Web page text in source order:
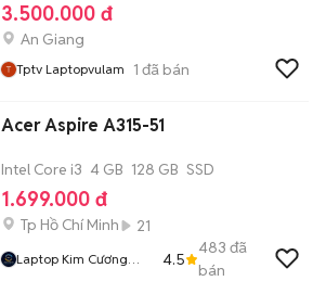
3.500.000 đ
An Giang
Tptv Laptopvulam 1 đã bán
Acer Aspire A315-51
Intel Core i3 4 GB 128 GB SSD
1.699.000 đ
Tp Hồ Chí Minh 21
Laptop Kim Cương
4.5
483 đã
bán